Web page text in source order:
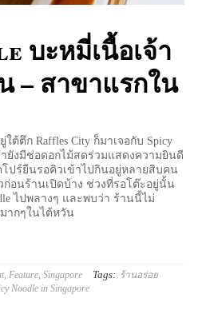
บะหมี่เนื้อเจ้า
– สาขาแรกใน
ต้ตึก Raffles City ก็มาเจอกับ Spicy
ายังมีช่อดอกไม้สดร่วมแสดงความยินดี
ปร์ยืนรอคิวเข้าไปกินอยู่หลายสิบคน
ก่อนร้านเปิดบ้าง ช่วงที่รอโต๊ะอยู่นั้น
ไปพลางๆ และพบว่า ร้านนี้ไม่
ากๆในไต้หวัน
,Feature,Singapore Tags: ร้านอร่อย
Noodle in Singapore